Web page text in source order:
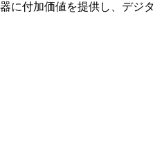
に付加価値を提供し、デジ